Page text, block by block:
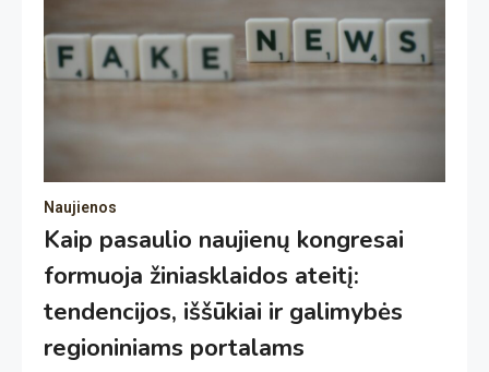
Naujienos
Kaip pasaulio naujienų kongresai
formuoja žiniasklaidos ateitį:
tendencijos, iššūkiai ir galimybės
regioniniams portalams